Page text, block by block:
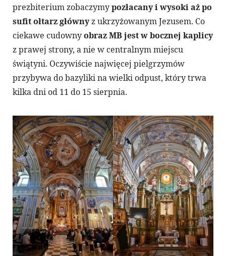
prezbiterium zobaczymypozłacany i wysoki aż po
sufit ołtarz głównyz ukrzyżowanym Jezusem. Co
ciekawe cudownyobraz MB jest w bocznej kaplicy
z prawej strony, a nie w centralnym miejscu
świątyni. Oczywiście najwięcej pielgrzymów
przybywa do bazyliki na wielki odpust, który trwa
kilka dni od 11 do 15 sierpnia.